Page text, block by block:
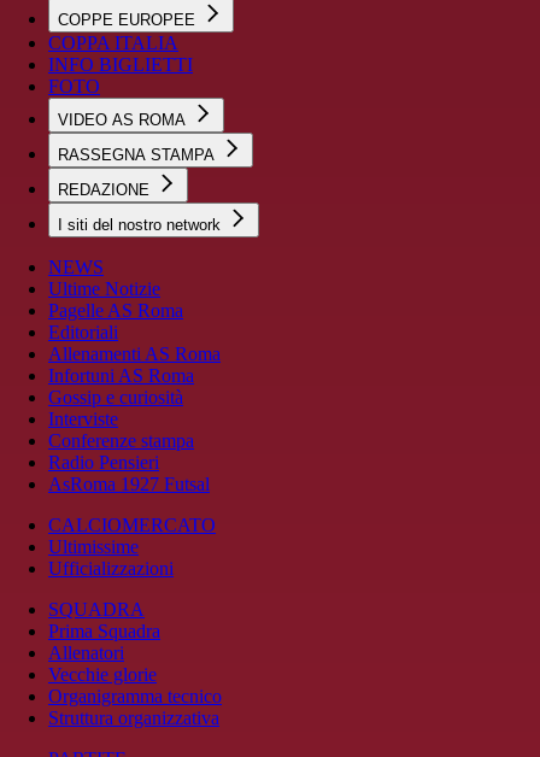
COPPE EUROPEE
COPPA ITALIA
INFO BIGLIETTI
FOTO
VIDEO AS ROMA
RASSEGNA STAMPA
REDAZIONE
I siti del nostro network
NEWS
Ultime Notizie
Pagelle AS Roma
Editoriali
Allenamenti AS Roma
Infortuni AS Roma
Gossip e curiosità
Interviste
Conferenze stampa
Radio Pensieri
AsRoma 1927 Futsal
CALCIOMERCATO
Ultimissime
Ufficializzazioni
SQUADRA
Prima Squadra
Allenatori
Vecchie glorie
Organigramma tecnico
Struttura organizzativa